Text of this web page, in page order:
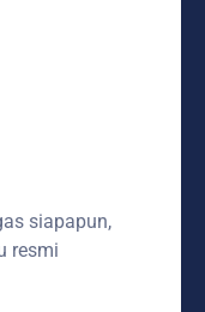
siapapun,
resmi